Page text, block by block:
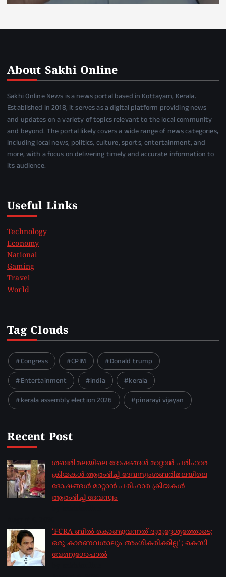
About Sakhi Online
Sakhi Online News is a news portal based in Kottayam, Kerala.
Established in 2018, it serves as a digital platform providing news
and updates on a variety of topics relevant to the local community
and beyond. The portal likely covers a wide range of news categories,
including local news, politics, culture, sports, entertainment, and
more, with a focus on delivering timely and accurate information to
its audience.
Useful Links
Technology
Economy
National
Gaming
Travel
World
Tag Clouds
Congress CPIM
Donald trump
Entertainment
india
kerala
kerala assembly election 2026
pinarayi vijayan
Recent Post
ശബരിമലയിലെ ദോഷങ്ങൾ മാറ്റാൻ പരിഹാര
ക്രിയകൾ ആരംഭിച്ച് ദേവസ്വംശബരിമലയിലെ
ദോഷങ്ങൾ മാറ്റാൻ പരിഹാര ക്രിയകൾ
ആരംഭിച്ച് ദേവസ്വം
‘FCRA ബിൽ കൊണ്ടുവന്നത് ദുരുദ്ദേശ്യത്തോടെ;
ഒരു കാരണവശാലും അം​ഗീകരിക്കില്ല’; കെസി
വേണു​ഗോപാൽ